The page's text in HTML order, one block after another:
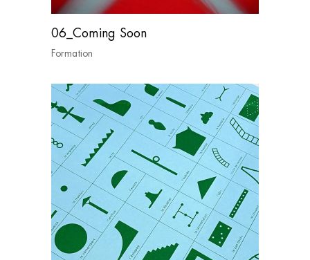
06_Coming Soon
Formation